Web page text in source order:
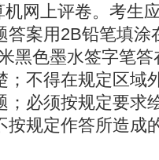
网上评卷。考生
答案用2B铅笔填涂
黑色墨水签字笔
；不得在规定区域
；必须按规定要求
按规定作答所造成